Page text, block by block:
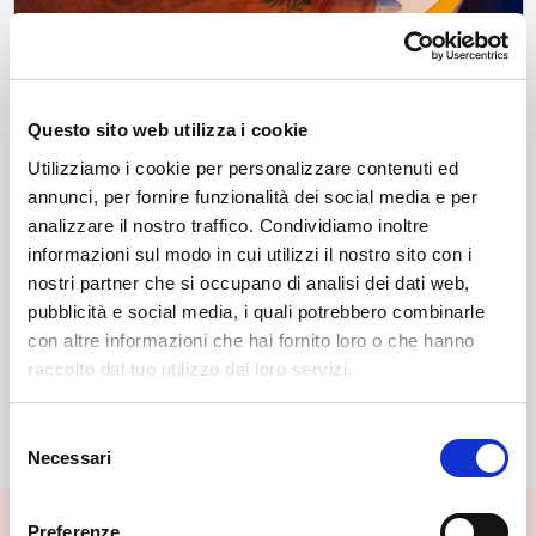
Questo sito web utilizza i cookie
Utilizziamo i cookie per personalizzare contenuti ed
annunci, per fornire funzionalità dei social media e per
analizzare il nostro traffico. Condividiamo inoltre
informazioni sul modo in cui utilizzi il nostro sito con i
nostri partner che si occupano di analisi dei dati web,
pubblicità e social media, i quali potrebbero combinarle
con altre informazioni che hai fornito loro o che hanno
raccolto dal tuo utilizzo dei loro servizi.
delNecessari
Preferenze
News
Sport, divertimento, inclusione e un filo diretto
con la grande pallavolo. La Valmalenco è pronta
a tornare protagonista con il Valmalenco Beach
Tue, 14/07/2026